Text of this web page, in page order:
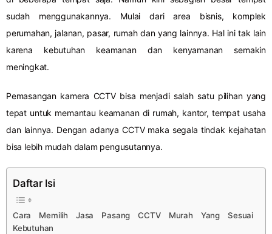
sudah menggunakannya. Mulai dari area bisnis, komplek
perumahan, jalanan, pasar, rumah dan yang lainnya. Hal ini tak lain
karena kebutuhan keamanan dan kenyamanan semakin
meningkat.
Pemasangan kamera CCTV bisa menjadi salah satu pilihan yang
tepat untuk memantau keamanan di rumah, kantor, tempat usaha
dan lainnya. Dengan adanya CCTV maka segala tindak kejahatan
bisa lebih mudah dalam pengusutannya.
Daftar Isi
Cara Memilih Jasa Pasang CCTV Murah Yang Sesuai
Kebutuhan